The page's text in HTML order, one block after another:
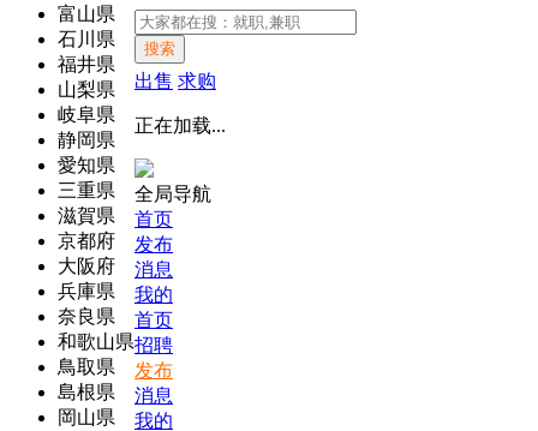
富山県
石川県
福井県
山梨県
岐阜県
静岡県
愛知県
三重県
滋賀県
京都府
大阪府
兵庫県
奈良県
和歌山県
鳥取県
島根県
岡山県
搜索
出售 求购
正在加载...
全局导航
首页
发布
消息
我的
首页
招聘
发布
消息
我的